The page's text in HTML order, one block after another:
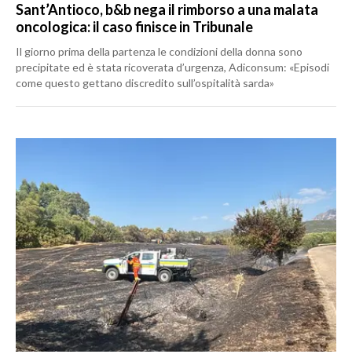
Sant’Antioco, b&b nega il rimborso a una malata
oncologica: il caso finisce in Tribunale
Il giorno prima della partenza le condizioni della donna sono
precipitate ed è stata ricoverata d’urgenza, Adiconsum: «Episodi
come questo gettano discredito sull’ospitalità sarda»